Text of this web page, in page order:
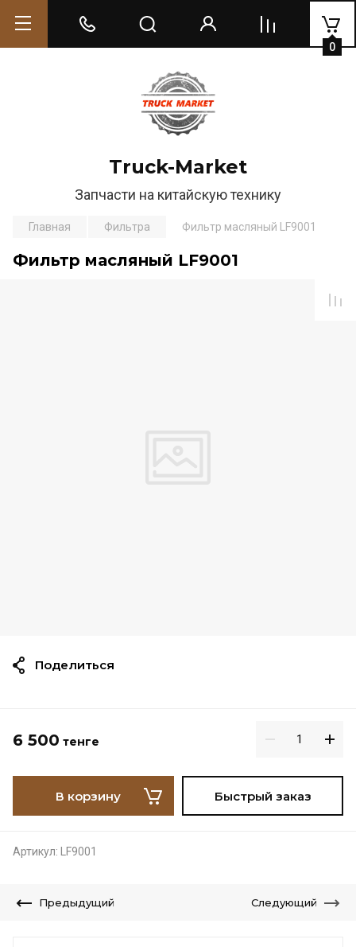
Truck-Market
Запчасти на китайскую технику
0
Главная Фильтра Фильтр масляный LF9001
Фильтр масляный LF9001
6 500 тенге
В корзину Быстрый заказ
Артикул: LF9001
Поделиться
Предыдущий Следующий